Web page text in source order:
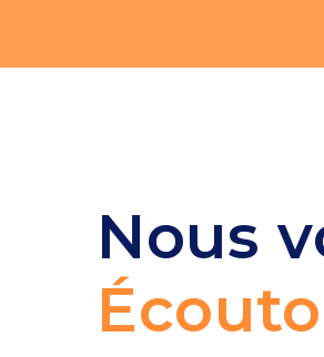
Nous